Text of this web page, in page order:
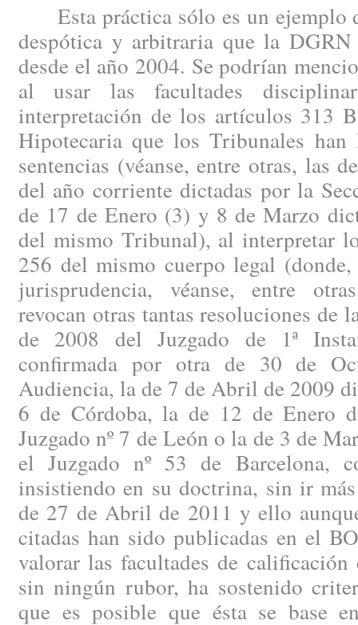
Esta práctica sólo es un ejemplo
despótica y arbitraria que la DGRN
desde el año 2004. Se podrían
al usar las facultades
interpretación de los artículos 313
Hipotecaria que los Tribunales
sentencias (véanse, entre otras, las
del año corriente dictadas por la
de 17 de Enero (3) y 8 de Marzo
del mismo Tribunal), al interpretar
256 del mismo cuerpo legal
jurisprudencia, véanse, entre
revocan otras tantas resoluciones de
de 2008 del Juzgado de 1ª
confirmada por otra de 30 de
Audiencia, la de 7 de Abril de 2009
6 de Córdoba, la de 12 de Enero
Juzgado nº 7 de León o la de 3 de
el Juzgado nº 53 de Barcelona,
insistiendo en su doctrina, sin ir
de 27 de Abril de 2011 y ello
citadas han sido publicadas en el
valorar las facultades de
sin ningún rubor, ha sostenido
que es posible que ésta se base